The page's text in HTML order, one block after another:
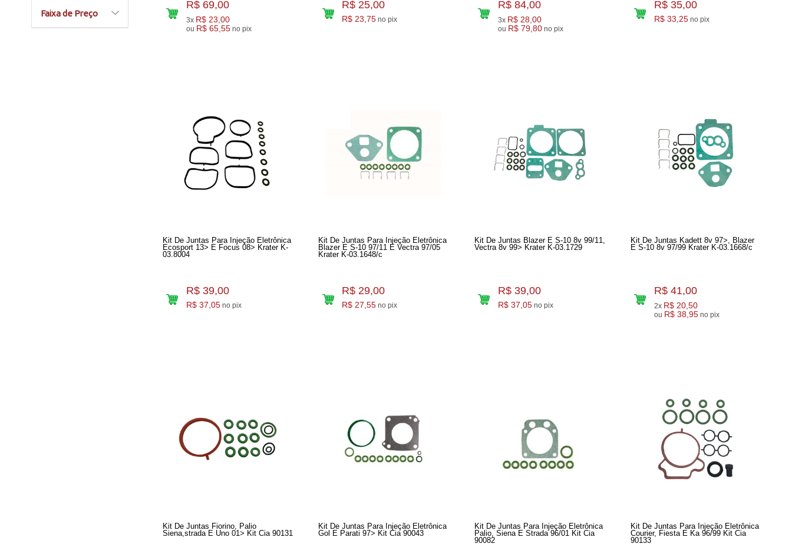
Faixa de Preço
R$ 69,00
3x R$ 23,00
ou R$ 65,55 no pix
R$ 25,00
R$ 23,75 no pix
R$ 84,00
3x R$ 28,00
ou R$ 79,80 no pix
R$ 35,00
R$ 33,25 no pix
Kit De Juntas Para Injeção Eletrônica
Ecosport 13> E Focus 08> Krater K-
03.8004
R$ 39,00
R$ 37,05 no pix
Kit De Juntas Para Injeção Eletrônica
Blazer E S-10 97/11 E Vectra 97/05
Krater K-03.1648/c
R$ 29,00
R$ 27,55 no pix
Kit De Juntas Blazer E S-10 8v 99/11,
Vectra 8v 99> Krater K-03.1729
R$ 39,00
R$ 37,05 no pix
Kit De Juntas Kadett 8v 97>, Blazer
E S-10 8v 97/99 Krater K-03.1668/c
R$ 41,00
2x R$ 20,50
ou R$ 38,95 no pix
Kit De Juntas Fiorino, Palio
Siena,strada E Uno 01> Kit Cia 90131
Kit De Juntas Para Injeção Eletrônica
Gol E Parati 97> Kit Cia 90043
Kit De Juntas Para Injeção Eletrônica
Palio, Siena E Strada 96/01 Kit Cia
90082
Kit De Juntas Para Injeção Eletrônica
Courier, Fiesta E Ka 96/99 Kit Cia
90133